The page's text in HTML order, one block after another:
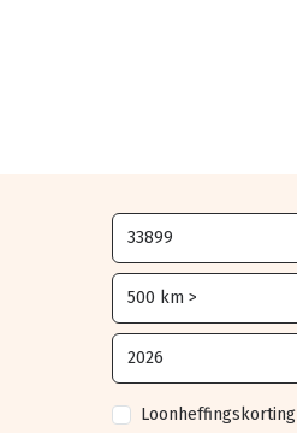
Loonheffingskorting